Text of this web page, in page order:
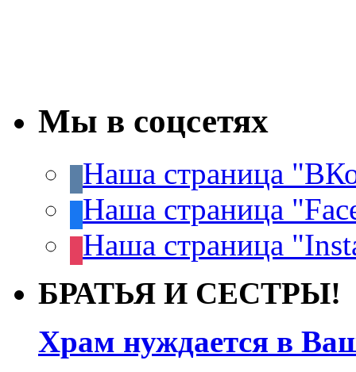
Мы в соцсетях
Наша страница
Наша страница
Наша страница
БРАТЬЯ И СЕСТРЫ!
Храм нуждается в